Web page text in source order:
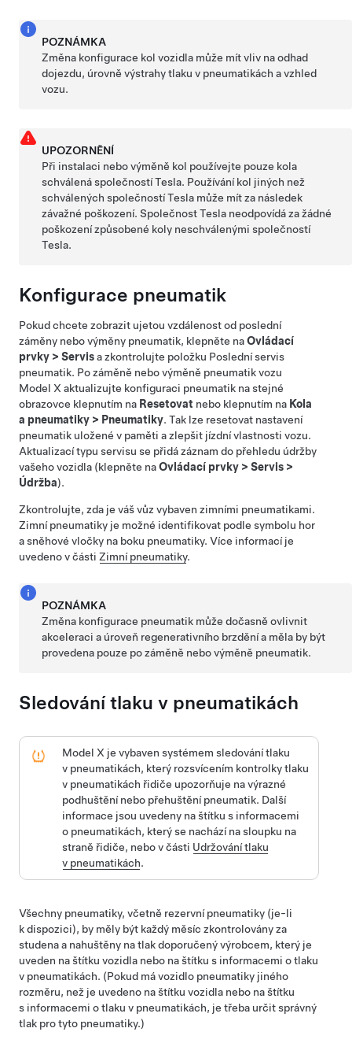
POZNÁMKA
Změna konfigurace kol vozidla může mít vliv na odhad
dojezdu, úrovně výstrahy tlaku v pneumatikách a vzhled
vozu.
UPOZORNĚNÍ
Při instalaci nebo výměně kol používejte pouze kola
schválená společností Tesla. Používání kol jiných než
schválených společností Tesla může mít za následek
závažné poškození. Společnost Tesla neodpovídá za žádné
poškození způsobené koly neschválenými společností
Tesla.
Konfigurace pneumatik
Pokud chcete zobrazit ujetou vzdálenost od poslední
záměny nebo výměny pneumatik, klepněte naOvládací
prvky > Servisa zkontrolujte položku Poslední servis
pneumatik. Po záměně nebo výměně pneumatik vozu
Model X aktualizujte konfiguraci pneumatik na stejné
obrazovce klepnutím na Resetovat nebo klepnutím na Kola
a pneumatiky > Pneumatiky. Tak lze resetovat nastavení
pneumatik uložené v paměti a zlepšit jízdní vlastnosti vozu.
Aktualizací typu servisu se přidá záznam do přehledu údržby
vašeho vozidla (klepněte naOvládací prvky > Servis >
Údržba).
Zkontrolujte, zda je váš vůz vybaven zimními pneumatikami.
Zimní pneumatiky je možné identifikovat podle symbolu hor
a sněhové vločky na boku pneumatiky. Více informací je
uvedeno v části Zimní pneumatiky.
POZNÁMKA
Změna konfigurace pneumatik může dočasně ovlivnit
akceleraci a úroveň regenerativního brzdění a měla by být
provedena pouze po záměně nebo výměně pneumatik.
Sledování tlaku v pneumatikách
Model X je vybaven systémem sledování tlaku
v pneumatikách, který rozsvícením kontrolky tlaku
v pneumatikách řidiče upozorňuje na výrazné
podhuštění nebo přehuštění pneumatik. Další
informace jsou uvedeny na štítku s informacemi
o pneumatikách, který se nachází na sloupku na
straně řidiče, nebo v části Udržování tlaku
v pneumatikách.
Všechny pneumatiky, včetně rezervní pneumatiky (je-li
k dispozici), by měly být každý měsíc zkontrolovány za
studena a nahuštěny na tlak doporučený výrobcem, který je
uveden na štítku vozidla nebo na štítku s informacemi o tlaku
v pneumatikách. (Pokud má vozidlo pneumatiky jiného
rozměru, než je uvedeno na štítku vozidla nebo na štítku
s informacemi o tlaku v pneumatikách, je třeba určit správný
tlak pro tyto pneumatiky.)